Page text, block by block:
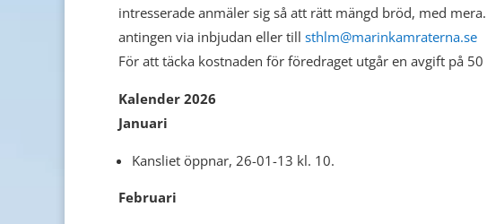
intresserade anmäler sig så att rätt mängd bröd, med
antingen via inbjudan eller till sthlm@marinkamraterna.se
För att täcka kostnaden för föredraget utgår en avgift på
Kalender 2026
Januari
Kansliet öppnar, 26-01-13 kl. 10.
Februari